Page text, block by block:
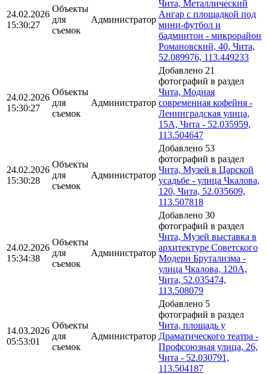
24.02.2026
15:30:27
Объекты
для
съемок
Администратор
Чита, Металлический
Ангар с площадкой под
мини-футбол и
бадминтон - микрорайон
Романовский, 40, Чита,
52.089976, 113.449233
24.02.2026
15:30:27
Объекты
для
съемок
Администратор
Добавлено 21
фотографий в раздел
Чита, Модная
современная кофейня -
Ленинградская улица,
15А, Чита - 52.035959,
113.504647
24.02.2026
15:30:28
Объекты
для
съемок
Администратор
Добавлено 53
фотографий в раздел
Чита, Музей в Царской
усадьбе - улица Чкалова,
120, Чита, 52.035609,
113.507818
24.02.2026
15:34:38
Объекты
для
съемок
Администратор
Добавлено 30
фотографий в раздел
Чита, Музей выставка в
архитектуре Советского
Модерн Брутализма -
улица Чкалова, 120А,
Чита, 52.035474,
113.508079
14.03.2026
05:53:01
Объекты
для
съемок
Администратор
Добавлено 5
фотографий в раздел
Чита, площадь у
Драматического театра -
Профсоюзная улица, 26,
Чита - 52.030791,
113.504187